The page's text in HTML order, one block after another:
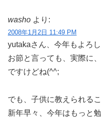
washo より:
2008年1月2日 11:49 PM
yutakaさん、今年もよろし
お節と言っても、実際に
ですけどね(^^;
でも、子供に教えられる
新年早々、今年はもっと